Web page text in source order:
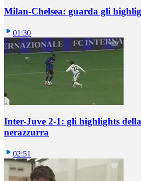
Milan-Chelsea: guarda gli
01:30
Inter-Juve 2-1: gli highlights
nerazzurra
02:51